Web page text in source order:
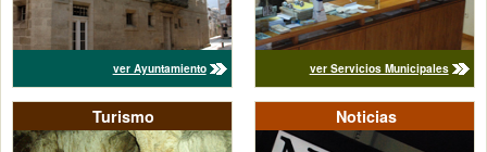
ver Ayuntamiento ver Servicios Municipales
Turismo Noticias